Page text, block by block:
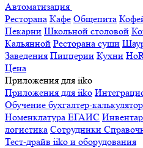
Автоматизация
Ресторана Кафе Общепита
Пекарни Школьной столовой
Кальянной Ресторана суши
Заведения Пиццерии Кухни
Цена
Приложения для iiko
Приложения для iiko
Обучение бухгалтер-калькулятор
Номенклатура ЕГАИС
логистика Сотрудники
Тест-драйв iiko и оборудования